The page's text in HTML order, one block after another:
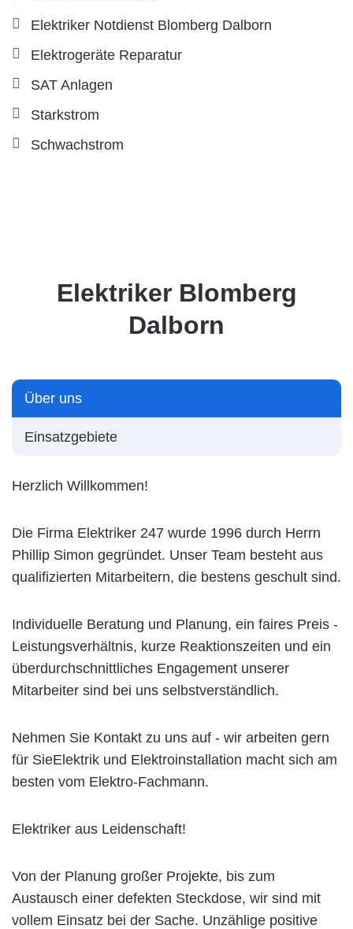
Elektriker Notdienst Blomberg Dalborn
Elektrogeräte Reparatur
SAT Anlagen
Starkstrom
Schwachstrom
Elektriker Blomberg
Dalborn
Über uns
Einsatzgebiete
Herzlich Willkommen!
Die Firma Elektriker 247 wurde 1996 durch Herrn
Phillip Simon gegründet. Unser Team besteht aus
qualifizierten Mitarbeitern, die bestens geschult sind.
Individuelle Beratung und Planung, ein faires Preis -
Leistungsverhältnis, kurze Reaktionszeiten und ein
überdurchschnittliches Engagement unserer
Mitarbeiter sind bei uns selbstverständlich.
Nehmen Sie Kontakt zu uns auf - wir arbeiten gern
für SieElektrik und Elektroinstallation macht sich am
besten vom Elektro-Fachmann.
Elektriker aus Leidenschaft!
Von der Planung großer Projekte, bis zum
Austausch einer defekten Steckdose, wir sind mit
vollem Einsatz bei der Sache. Unzählige positive